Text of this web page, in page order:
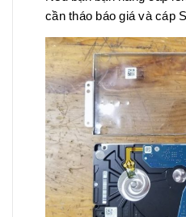
cần tháo báo giá và cáp